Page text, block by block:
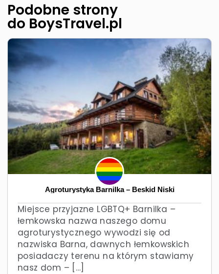
Podobne strony
do BoysTravel.pl
Agroturystyka Barnilka – Beskid Niski
Miejsce przyjazne LGBTQ+ Barnilka –
łemkowska nazwa naszego domu
agroturystycznego wywodzi się od
nazwiska Barna, dawnych łemkowskich
posiadaczy terenu na którym stawiamy
nasz dom – […]